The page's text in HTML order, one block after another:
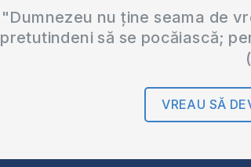
"Dumnezeu nu ține seama de
pretutindeni să se pocăiască;
VREAU SĂ